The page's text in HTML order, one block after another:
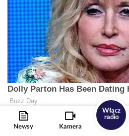
Newsy Kamera
Włącz
radio